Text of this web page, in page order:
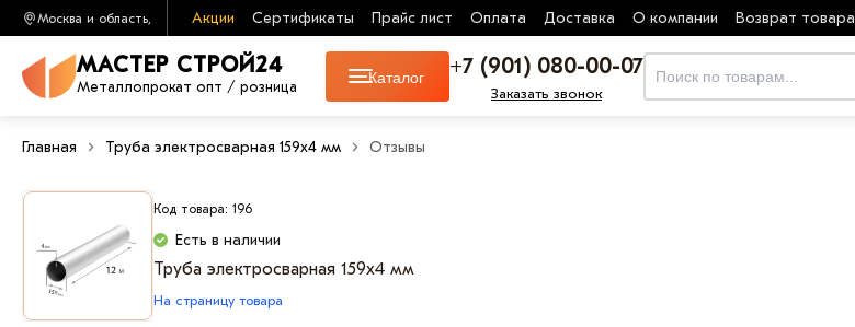
Москва и область, Акции Сертификаты Прайс лист Оплата Доставка О компании Возврат товара
МАСТЕР СТРОЙ24
Металлопрокат опт / розница Каталог +7 (901) 080-00-07
Заказать звонок
Главная Труба электросварная 159х4 мм Отзывы
Код товара: 196
Есть в наличии
Труба электросварная 159х4 мм
На страницу товара